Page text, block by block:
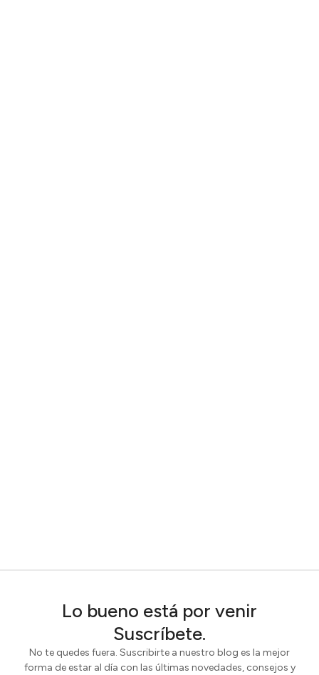
Lo bueno está por venir
Suscríbete.
No te quedes fuera. Suscribirte a nuestro blog es la mejor
forma de estar al día con las últimas novedades, consejos y